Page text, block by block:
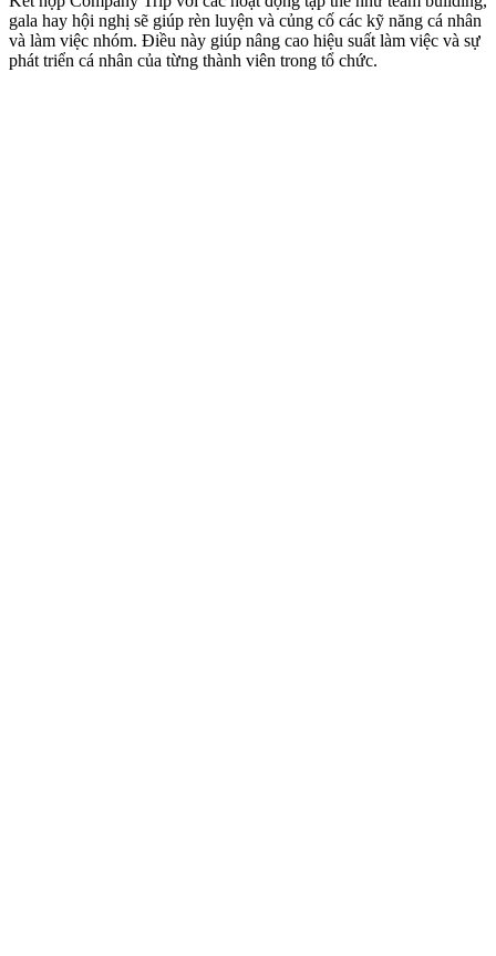
gala hay hội nghị sẽ giúp rèn luyện và củng cố các kỹ năng cá nhân
và làm việc nhóm. Điều này giúp nâng cao hiệu suất làm việc và sự
phát triển cá nhân của từng thành viên trong tổ chức.